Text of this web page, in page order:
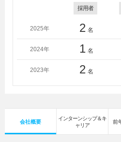
採用者
2025年 2 名
2024年 1 名
2023年 2 名
会社概要
インターンシップ＆キ
ャリア
前